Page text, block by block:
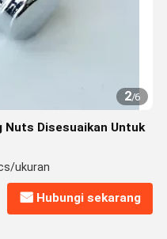
2/6
Nuts Disesuaikan Untuk
ukuran
Hubungi sekarang